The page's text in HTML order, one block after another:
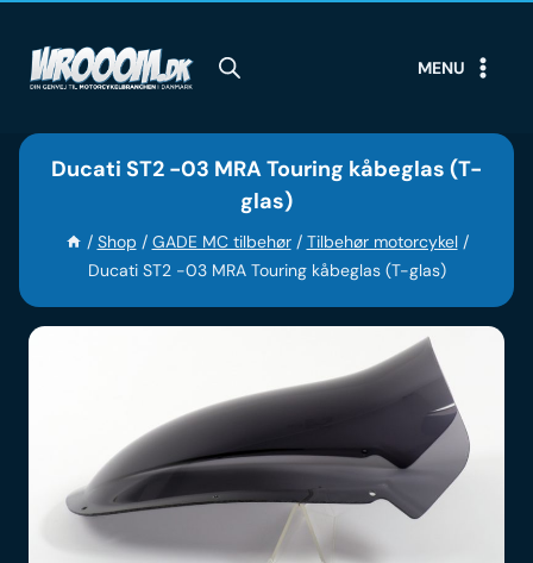
content
MENU
Ducati ST2 -03 MRA Touring kåbeglas (T-
glas)
/ Shop / GADE MC tilbehør / Tilbehør motorcykel /
Ducati ST2 -03 MRA Touring kåbeglas (T-glas)